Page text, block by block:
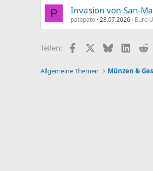
P Invasion von San-
patopato 28.07.2026 Euro
Teilen: FacebookX (Twitter)
Bluesky
Allgemeine Themen Münzen &